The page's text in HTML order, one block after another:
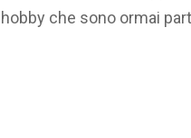
hobby che sono ormai